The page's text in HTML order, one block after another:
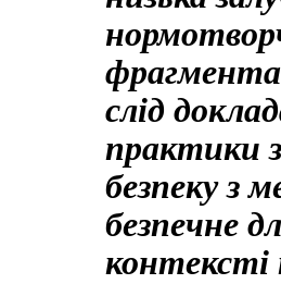
слід
практики
безпеку з
безпечне
контексті